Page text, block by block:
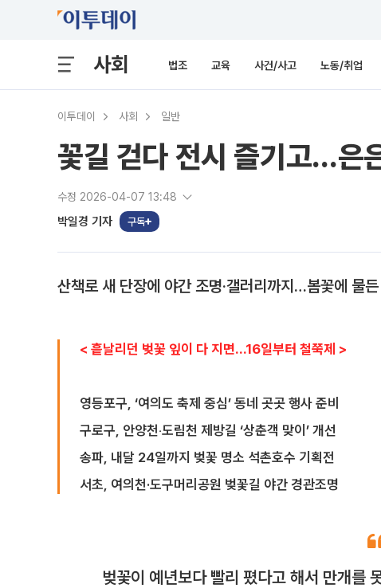
사회 법조 교육 사건/사고 노동/취업
이투데이 사회 일반
꽃길 걷다 전시 즐기고…은
수정 2026-04-07 13:48
박일경 기자 구독
산책로 새 단장에 야간 조명‧갤러리까지…봄꽃에 물
< 흩날리던 벚꽃 잎이 다 지면…16일부터 철쭉제 >
영등포구, ‘여의도 축제 중심’ 동네 곳곳 행사 준비
구로구, 안양천‧도림천 제방길 ‘상춘객 맞이’ 개선
송파, 내달 24일까지 벚꽃 명소 석촌호수 기획전
서초, 여의천·도구머리공원 벚꽃길 야간 경관조명
벚꽃이 예년보다 빨리 폈다고 해서 만개를